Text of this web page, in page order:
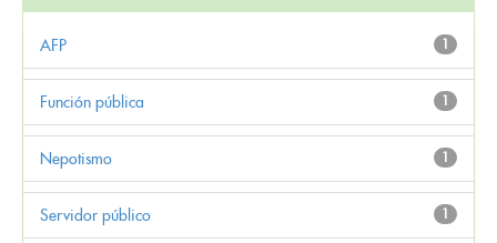
1
AFP
1
Función pública
1
Nepotismo
1
Servidor público